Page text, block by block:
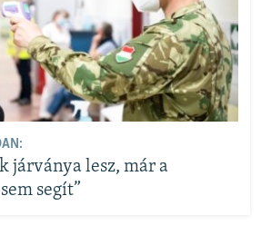
járványa lesz, már a
segít”